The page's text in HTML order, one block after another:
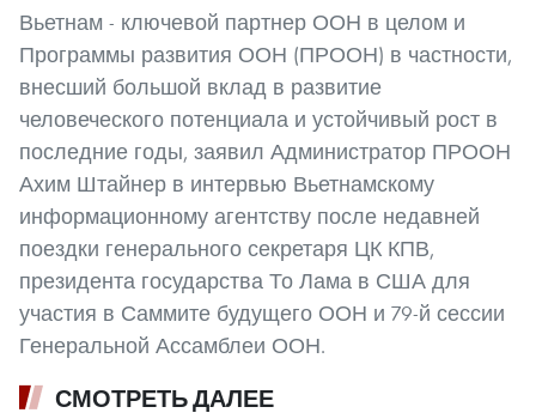
Вьетнам - ключевой партнер ООН в целом и
Программы развития ООН (ПРООН) в частности,
внесший большой вклад в развитие
человеческого потенциала и устойчивый рост в
последние годы, заявил Администратор ПРООН
Ахим Штайнер в интервью Вьетнамскому
информационному агентству после недавней
поездки генерального секретаря ЦК КПВ,
президента государства То Лама в США для
участия в Саммите будущего ООН и 79-й сессии
Генеральной Ассамблеи ООН.
СМОТРЕТЬ ДАЛЕЕ